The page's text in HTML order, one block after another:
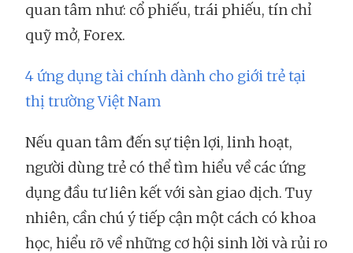
quan tâm như: cổ phiếu, trái phiếu, tín chỉ
quỹ mở, Forex.
4 ứng dụng tài chính dành cho giới trẻ tại
thị trường Việt Nam
Nếu quan tâm đến sự tiện lợi, linh hoạt,
người dùng trẻ có thể tìm hiểu về các ứng
dụng đầu tư liên kết với sàn giao dịch. Tuy
nhiên, cần chú ý tiếp cận một cách có khoa
học, hiểu rõ về những cơ hội sinh lời và rủi ro